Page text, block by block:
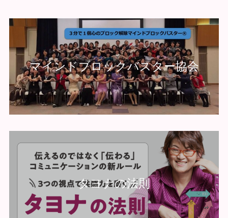
マインドブロックバスター協会
タヨナの法則